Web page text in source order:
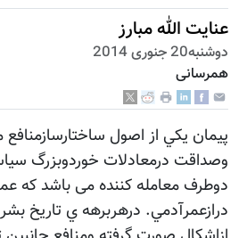
عنایت الله مبارز
دوشنبه20 جنوری 2014
همرسانی
پيمان يكي از اصول
وصداقت درمعادلات خوردوبزرگ
دوطرف معامله کننده می باشد كه
درازعمرآدمي. درهربرهه ي تاريخ